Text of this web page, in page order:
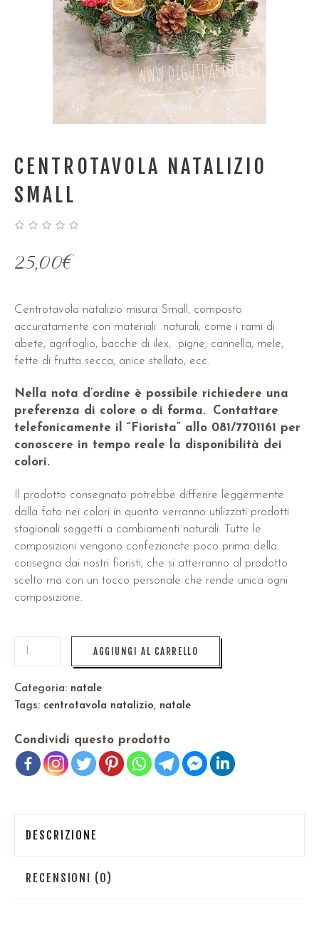
CENTROTAVOLA NATALIZIO
SMALL
25,00€
Centrotavola natalizio misura Small, composto
accuratamente con materiali naturali, come i rami di
abete, agrifoglio, bacche di ilex, pigne, cannella, mele,
fette di frutta secca, anice stellato, ecc.
Nella nota d’ordine è possibile richiedere una
preferenza di colore o di forma.
Contattare
telefonicamente il “Fiorista” allo 081/7701161 per
conoscere in tempo reale la disponibilità dei
colori.
Il prodotto consegnato potrebbe differire leggermente
dalla foto nei colori in quanto verranno utilizzati prodotti
stagionali soggetti a cambiamenti naturali. Tutte le
composizioni vengono confezionate poco prima della
consegna dai nostri fioristi, che si atterranno al prodotto
scelto ma con un tocco personale che rende unica ogni
composizione.
AGGIUNGI AL CARRELLO
Categoria: natale
Tags: centrotavola natalizio, natale
Condividi questo prodotto
DESCRIZIONE
RECENSIONI (0)